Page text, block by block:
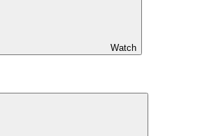
Watch